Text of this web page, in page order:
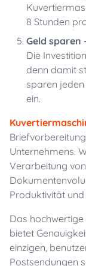
8 Stunden
Geld sparen
Die
denn damit
sparen
ein.
Unternehmens.
Verarbeitung
Produktivität
Das
bietet
einzigen,
Postsendungen